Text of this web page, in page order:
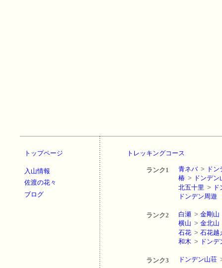
トップページ
入山情報
佐渡の花々
ブログ
トレッキングコース
ランク1 青ネバ > ド
椿 > ドンデン
北五十里 >
ドンデン周遊
ランク2 白瀬 > 金剛山
横山 > 金北山
石花 > 石花越
和木 > ドンデ
ランク3 ドンデン山荘